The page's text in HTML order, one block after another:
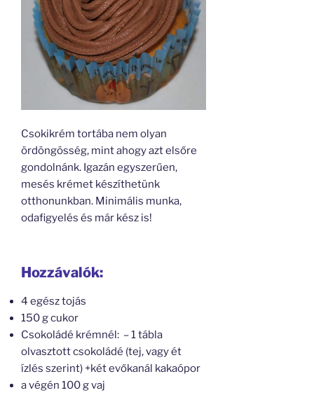
Csokikrém tortába nem olyan
ördöngösség, mint ahogy azt elsőre
gondolnánk. Igazán egyszerűen,
mesés krémet készíthetünk
otthonunkban. Minimális munka,
odafigyelés és már kész is!
Hozzávalók:
4 egész tojás
150 g cukor
Csokoládé krémnél: – 1 tábla
olvasztott csokoládé (tej, vagy ét
ízlés szerint) +két evőkanál kakaópor
a végén 100 g vaj